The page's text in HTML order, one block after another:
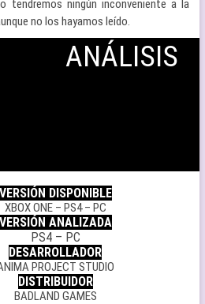
tendremos ningún inconveniente a la
no los hayamos leído.
ANÁLISIS
VERSIÓN DISPONIBLE
XBOX ONE – PS4 – PC
VERSIÓN ANALIZADA
PS4 – PC
DESARROLLADOR
PROJECT STUDIO
DISTRIBUIDOR
BADLAND GAMES